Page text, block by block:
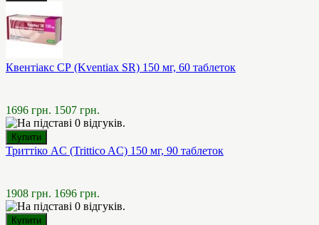
Квентіакс СР (Kventiax SR) 150 мг, 60 таблеток
1696 грн. 1507 грн.
Триттіко AC (Trittico AC) 150 мг, 90 таблеток
1908 грн. 1696 грн.